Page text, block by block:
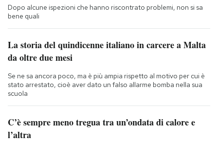
Dopo alcune ispezioni che hanno riscontrato problemi, non si sa
bene quali
La storia del quindicenne italiano in carcere a Malta
da oltre due mesi
Se ne sa ancora poco, ma è più ampia rispetto al motivo per cui è
stato arrestato, cioè aver dato un falso allarme bomba nella sua
scuola
C’è sempre meno tregua tra un’ondata di calore e
l’altra